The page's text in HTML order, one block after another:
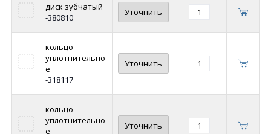
диск зубчатый
-380810
Уточнить
кольцо
уплотнительно
е
-318117
Уточнить
кольцо
уплотнительно
е
Уточнить